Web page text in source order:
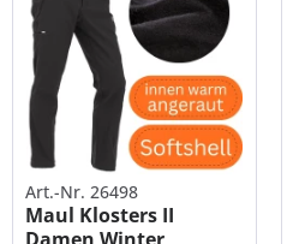
Art.-Nr. 26498
Maul Klosters II